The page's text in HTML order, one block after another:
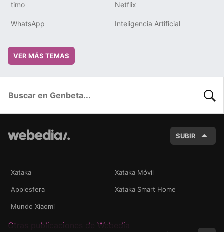
timo Netflix
WhatsApp Inteligencia Artificial
VER MÁS TEMAS
SUBIR
Xataka Xataka Móvil
Applesfera Xataka Smart Home
Mundo Xiaomi
Otras publicaciones de Webedia